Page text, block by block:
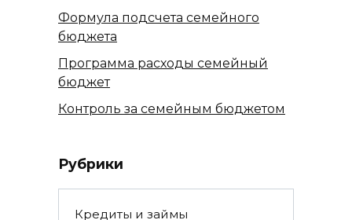
Формула подсчета семейного
бюджета
Программа расходы семейный
бюджет
Контроль за семейным бюджетом
Рубрики
Кредиты и займы